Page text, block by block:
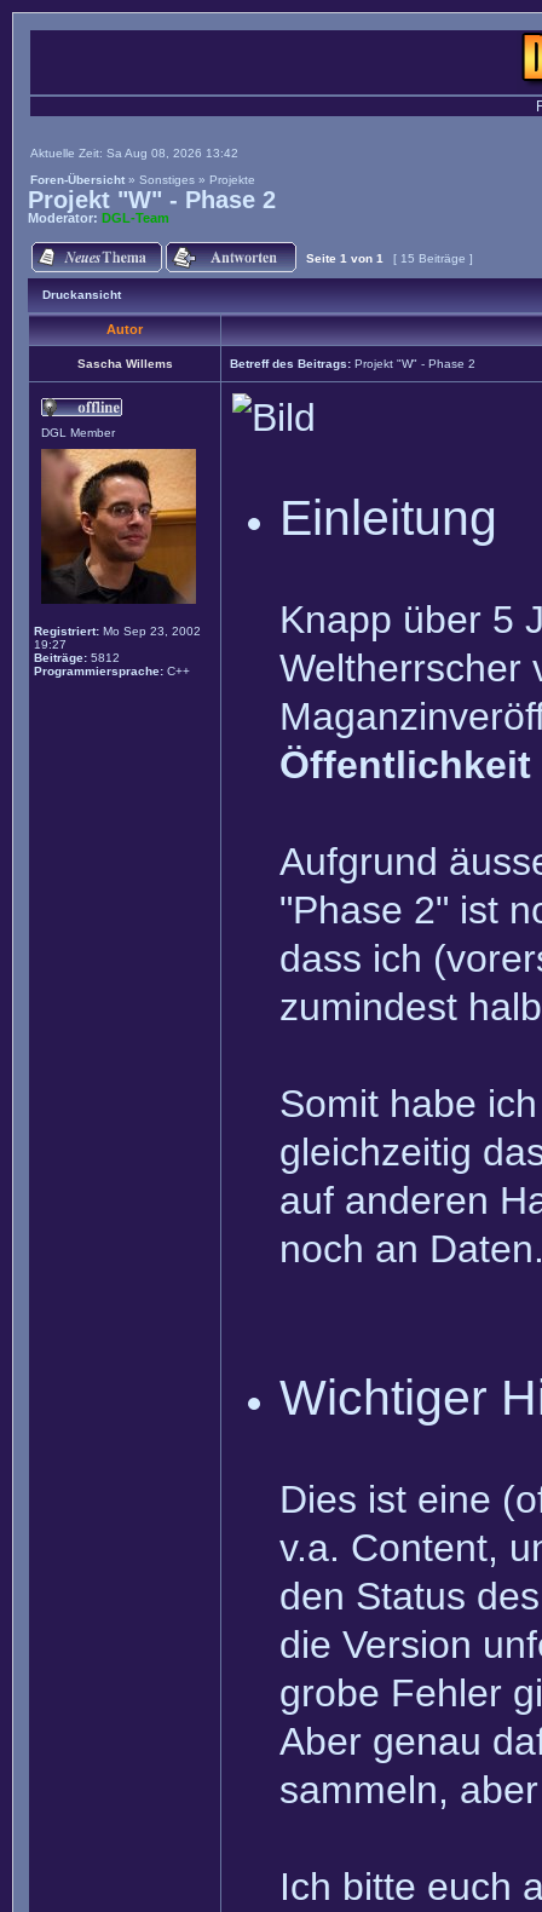
Aktuelle Zeit: Sa Aug 08, 2026 13:42
Foren-Übersicht » Sonstiges » Projekte
Projekt "W" - Phase 2
Moderator: DGL-Team
Seite 1 von 1 [ 15 Beiträge ]
Druckansicht
Autor
Sascha Willems Betreff des Beitrags: Projekt "W" - Phase 2
DGL Member
Registriert: Mo Sep 23, 2002
19:27
Beiträge: 5812
Programmiersprache: C++
Einleitung
Knapp über 5
Weltherrscher
Aufgrund
"Phase 2" ist
dass ich
zumindest
Somit habe
gleichzeitig
auf anderen
noch an
Wichtiger
Dies ist eine
v.a. Content,
den Status
die Version
grobe Fehler
Aber genau
sammeln,
Ich bitte euch